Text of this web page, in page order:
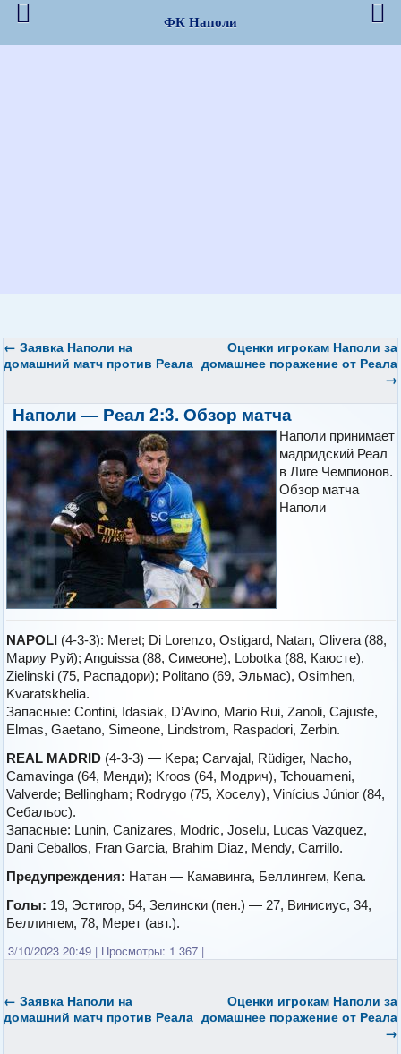
← Заявка Наполи на
домашний матч против Реала
Оценки игрокам Наполи за
домашнее поражение от Реала
→
Наполи — Реал 2:3. Обзор матча
Наполи принимает
мадридский Реал
в Лиге Чемпионов.
Обзор матча
Наполи
NAPOLI (4-3-3): Meret; Di Lorenzo, Ostigard, Natan, Olivera (88,
Мариу Руй); Anguissa (88, Симеоне), Lobotka (88, Каюсте),
Zielinski (75, Распадори); Politano (69, Эльмас), Osimhen,
Kvaratskhelia.
Запасные: Contini, Idasiak, D’Avino, Mario Rui, Zanoli, Cajuste,
Elmas, Gaetano, Simeone, Lindstrom, Raspadori, Zerbin.
REAL MADRID (4-3-3) — Kepa; Carvajal, Rüdiger, Nacho,
Camavinga (64, Менди); Kroos (64, Модрич), Tchouameni,
Valverde; Bellingham; Rodrygo (75, Хоселу), Vinícius Júnior (84,
Себальос).
Запасные: Lunin, Canizares, Modric, Joselu, Lucas Vazquez,
Dani Ceballos, Fran Garcia, Brahim Diaz, Mendy, Carrillo.
Предупреждения: Натан — Камавинга, Беллингем, Кепа.
Голы: 19, Эстигор, 54, Зелински (пен.) — 27, Винисиус, 34,
Беллингем, 78, Мерет (авт.).
3/10/2023 20:49 | Просмотры: 1 367 |
← Заявка Наполи на
домашний матч против Реала
Оценки игрокам Наполи за
домашнее поражение от Реала
→
ФК Наполи